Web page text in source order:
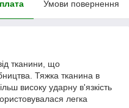
Умови повернення
тканини, що
Тяжка тканина в
високу ударну в'язкість
легка